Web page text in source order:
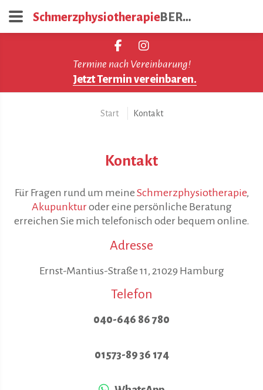
Termine nach Vereinbarung!
Jetzt Termin vereinbaren.
SchmerzphysiotherapieBERGEDORF
Start Kontakt
Kontakt
Für Fragen rund um meine Schmerzphysiotherapie,
Akupunkturoder eine persönliche Beratung
erreichen Sie mich telefonisch oder bequem online.
Adresse
Ernst-Mantius-Straße 11, 21029 Hamburg
Telefon
040-646 86 780
01573-89 36 174